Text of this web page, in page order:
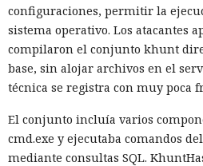
aún no se confirman en los datos:
de Vercel, Guillermo Rauch, este
descargas del framework superó
doble del año pasado, que fue de
El sonado
no quedó
autor, ya espera
una
configuraciones, permitir la
sistema operativo. Los atacantes
compilaron el conjunto khunt
base, sin alojar archivos en el
técnica se registra con muy poca
El conjunto incluía varios
cmd.exe y ejecutaba comandos
mediante consultas SQL.